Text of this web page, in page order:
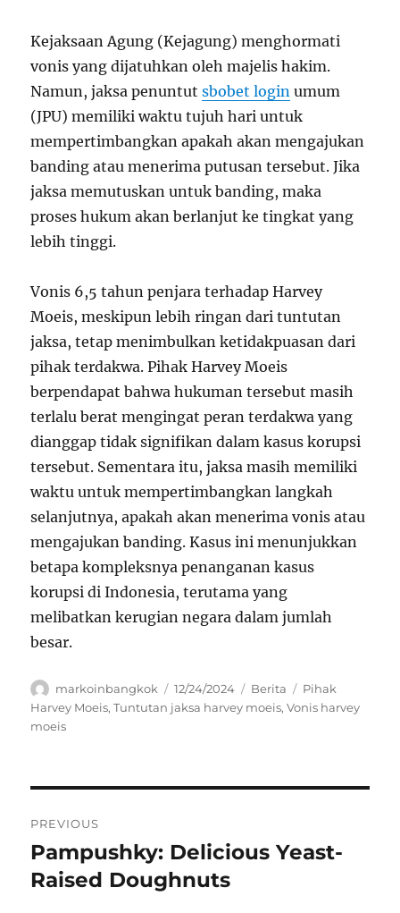
Kejaksaan Agung (Kejagung) menghormati
vonis yang dijatuhkan oleh majelis hakim.
Namun, jaksa penuntutsbobet login umum
(JPU) memiliki waktu tujuh hari untuk
mempertimbangkan apakah akan mengajukan
banding atau menerima putusan tersebut. Jika
jaksa memutuskan untuk banding, maka
proses hukum akan berlanjut ke tingkat yang
lebih tinggi.
Vonis 6,5 tahun penjara terhadap Harvey
Moeis, meskipun lebih ringan dari tuntutan
jaksa, tetap menimbulkan ketidakpuasan dari
pihak terdakwa. Pihak Harvey Moeis
berpendapat bahwa hukuman tersebut masih
terlalu berat mengingat peran terdakwa yang
dianggap tidak signifikan dalam kasus korupsi
tersebut. Sementara itu, jaksa masih memiliki
waktu untuk mempertimbangkan langkah
selanjutnya, apakah akan menerima vonis atau
mengajukan banding. Kasus ini menunjukkan
betapa kompleksnya penanganan kasus
korupsi di Indonesia, terutama yang
melibatkan kerugian negara dalam jumlah
besar.
Author
markoinbangkok
Posted
on
12/24/2024 Categories
Berita Tags
Pihak
Harvey Moeis,Tuntutan jaksa harvey moeis,Vonis harvey
moeis
pos
PREVIOUS
Previous
post:
Pampushky: Delicious Yeast-
Raised Doughnuts